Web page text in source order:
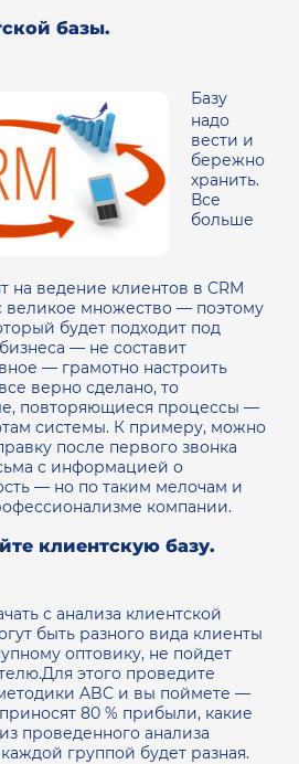
базы.
Базу
надо
вести и
бережно
хранить.
Все
больше
на ведение клиентов в CRM
великое множество — поэтому
будет подходит под
— не составит
— грамотно настроить
верно сделано, то
повторяющиеся процессы —
системы. К примеру, можно
после первого звонка
с информацией о
— но по таким мелочам и
компании.
клиентскую базу.
с анализа клиентской
быть разного вида клиенты
оптовику, не пойдет
этого проведите
ABC и вы поймете —
80 % прибыли, какие
проведенного анализа
группой будет разная.